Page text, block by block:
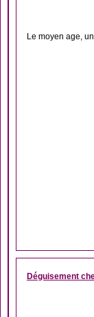
Le moyen age,
Déguisement